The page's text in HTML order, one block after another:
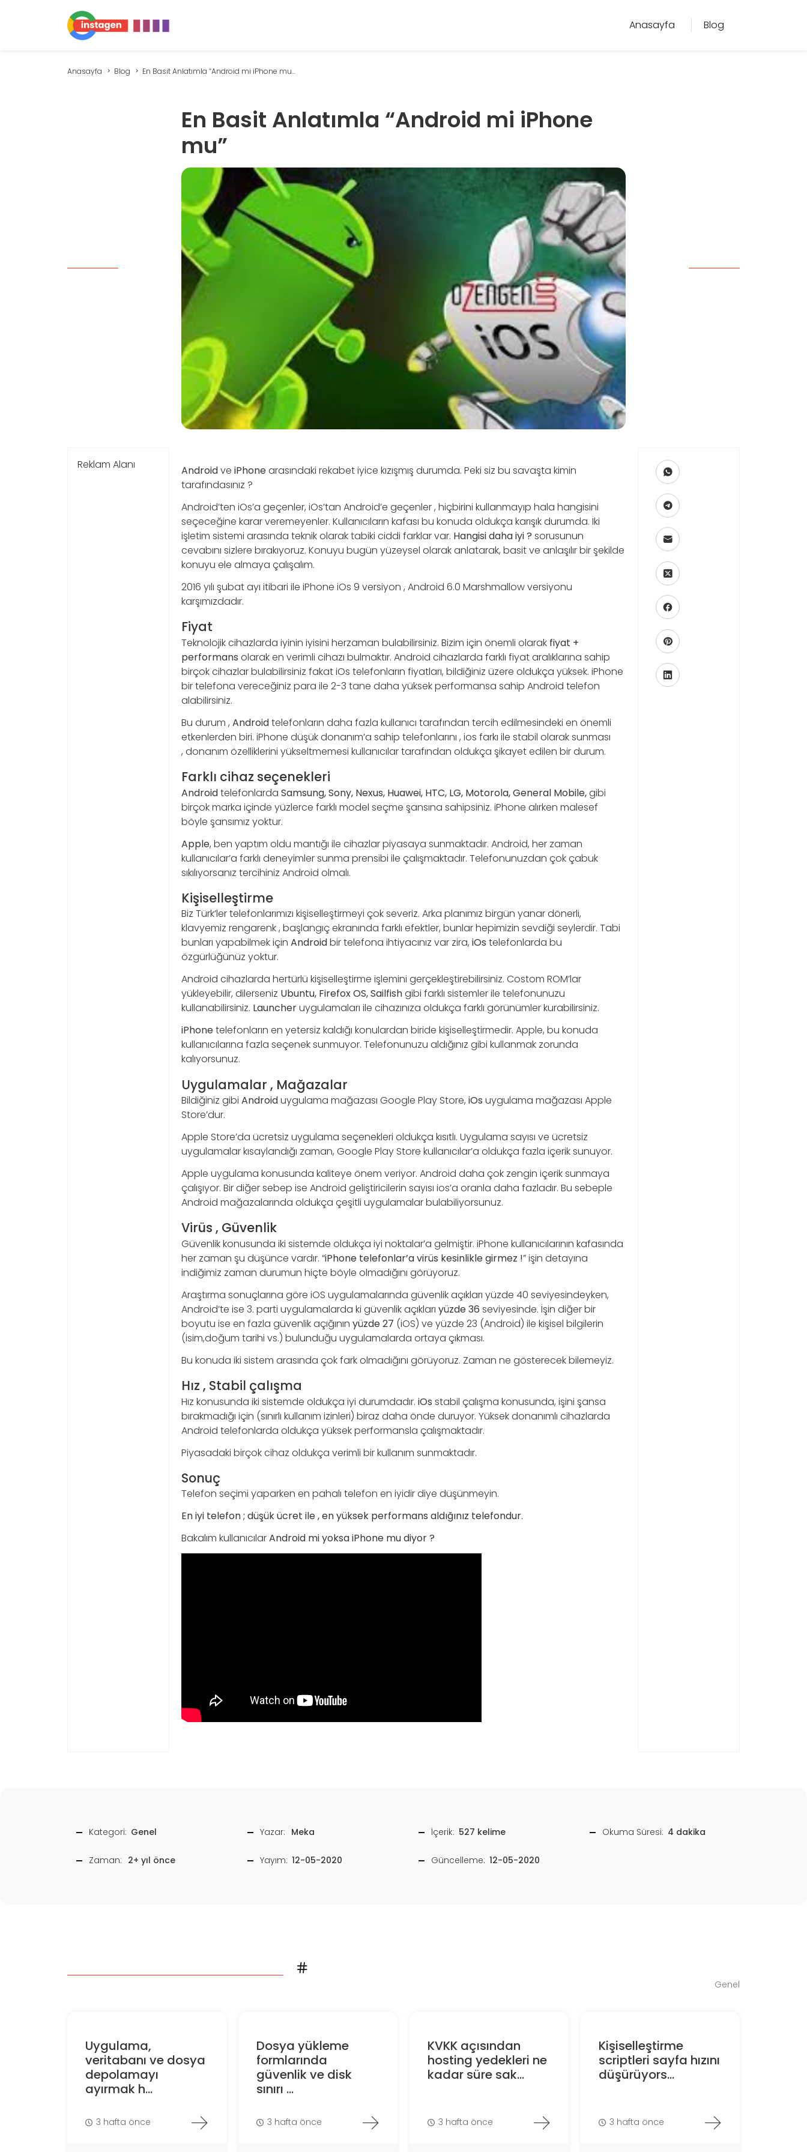
Anasayfa Blog
Anasayfa Blog En Basit Anlatımla “Android mi iPhone mu...
En Basit Anlatımla “Android mi iPhone
mu”
Reklam Alanı Androidve iPhonearasındaki rekabet iyice kızışmış durumda. Peki siz bu savaşta kimin
tarafındasınız ?
Android’ten iOs’a geçenler, iOs’tan Android’e geçenler , hiçbirini kullanmayıp hala hangisini
seçeceğine karar veremeyenler. Kullanıcıların kafası bu konuda oldukça karışık durumda. İki
işletim sistemi arasında teknik olarak tabiki ciddi farklar var. Hangisi daha iyi ? sorusunun
cevabını sizlere bırakıyoruz. Konuyu bugün yüzeysel olarak anlatarak, basit ve anlaşılır bir şekilde
konuyu ele almaya çalışalım.
2016 yılı şubat ayı itibari ile iPhone iOs 9 versiyon , Android 6.0 Marshmallow versiyonu
karşımızdadır.
Fiyat
Teknolojik cihazlarda iyinin iyisini herzaman bulabilirsiniz. Bizim için önemli olarakfiyat +
performans olarak en verimli cihazı bulmaktır. Android cihazlarda farklı fiyat aralıklarına sahip
birçok cihazlar bulabilirsiniz fakat iOs telefonların fiyatları, bildiğiniz üzere oldukça yüksek. iPhone
bir telefona vereceğiniz para ile 2-3 tane daha yüksek performansa sahip Android telefon
alabilirsiniz.
Bu durum , Androidtelefonların daha fazla kullanıcı tarafından tercih edilmesindeki en önemli
etkenlerden biri. iPhone düşük donanım’a sahip telefonlarını , ios farkı ile stabil olarak sunması
, donanım özelliklerini yükseltmemesi kullanıcılar tarafından oldukça şikayet edilen bir durum.
Farklı cihaz seçenekleri
Androidtelefonlarda Samsung, Sony, Nexus, Huawei, HTC, LG, Motorola, General Mobile,gibi
birçok marka içinde yüzlerce farklı model seçme şansına sahipsiniz. iPhone alırken malesef
böyle şansımız yoktur.
Apple, ben yaptım oldu mantığı ile cihazlar piyasaya sunmaktadır. Android, her zaman
kullanıcılar’a farklı deneyimler sunma prensibi ile çalışmaktadır. Telefonunuzdan çok çabuk
sıkılıyorsanız tercihiniz Android olmalı.
Kişiselleştirme
Biz Türk’ler telefonlarımızı kişiselleştirmeyi çok severiz. Arka planımız birgün yanar dönerli,
klavyemiz rengarenk , başlangıç ekranında farklı efektler, bunlar hepimizin sevdiği seylerdir. Tabi
bunları yapabilmek için Androidbir telefona ihtiyacınız var zira, iOs telefonlarda bu
özgürlüğünüz yoktur.
Android cihazlarda hertürlü kişiselleştirme işlemini gerçekleştirebilirsiniz. Costom ROM’lar
yükleyebilir, dilerseniz Ubuntu, Firefox OS, Sailfishgibi farklı sistemler ile telefonunuzu
kullanabilirsiniz. Launcheruygulamaları ile cihazınıza oldukça farklı görünümler kurabilirsiniz.
iPhonetelefonların en yetersiz kaldığı konulardan biride kişiselleştirmedir. Apple, bu konuda
kullanıcılarına fazla seçenek sunmuyor. Telefonunuzu aldığınız gibi kullanmak zorunda
kalıyorsunuz.
Uygulamalar , Mağazalar
Bildiğiniz gibi Androiduygulama mağazası Google Play Store, iOs uygulama mağazası Apple
Store’dur.
Apple Store’da ücretsiz uygulama seçenekleri oldukça kısıtlı. Uygulama sayısı ve ücretsiz
uygulamalar kısaylandığı zaman, Google Play Store kullanıcılar’a oldukça fazla içerik sunuyor.
Apple uygulama konusunda kaliteye önem veriyor. Android daha çok zengin içerik sunmaya
çalışıyor. Bir diğer sebep ise Android geliştiricilerin sayısı ios’a oranla daha fazladır. Bu sebeple
Android mağazalarında oldukça çeşitli uygulamalar bulabiliyorsunuz.
Virüs , Güvenlik
Güvenlik konusunda iki sistemde oldukça iyi noktalar’a gelmiştir. iPhone kullanıcılarının kafasında
her zaman şu düşünce vardır. “iPhone telefonlar’a virüs kesinlikle girmez !” işin detayına
indiğimiz zaman durumun hiçte böyle olmadığını görüyoruz.
Araştırma sonuçlarına göre iOS uygulamalarında güvenlik açıkları yüzde 40 seviyesindeyken,
Android’te ise 3. parti uygulamalarda ki güvenlik açıkları yüzde 36 seviyesinde. İşin diğer bir
boyutu ise en fazla güvenlik açığının yüzde 27 (iOS) ve yüzde 23 (Android) ile kişisel bilgilerin
(isim,doğum tarihi vs.) bulunduğu uygulamalarda ortaya çıkması.
Bu konuda iki sistem arasında çok fark olmadığını görüyoruz. Zaman ne gösterecek bilemeyiz.
Hız , Stabil çalışma
Hız konusunda iki sistemde oldukça iyi durumdadır. iOs stabil çalışma konusunda, işini şansa
bırakmadığı için (sınırlı kullanım izinleri) biraz daha önde duruyor. Yüksek donanımlı cihazlarda
Android telefonlarda oldukça yüksek performansla çalışmaktadır.
Piyasadaki birçok cihaz oldukça verimli bir kullanım sunmaktadır.
Sonuç
Telefon seçimi yaparken en pahalı telefon en iyidir diye düşünmeyin.
En iyi telefon ; düşük ücret ile , en yüksek performans aldığınız telefondur.
Bakalım kullanıcılarAndroid mi yoksa iPhone mu diyor ?
Kategori: Genel Yazar: Meka İçerik: 527 kelime Okuma Süresi: 4 dakika
Zaman: 2+ yıl önce Yayım: 12-05-2020 Güncelleme: 12-05-2020
Genel
Uygulama,
veritabanı ve dosya
depolamayı
ayırmak h...
3 hafta önce
Dosya yükleme
formlarında
güvenlik ve disk
sınırı ...
3 hafta önce
KVKK açısından
hosting yedekleri ne
kadar süre sak...
3 hafta önce
Kişiselleştirme
scriptleri sayfa hızını
düşürüyors...
3 hafta önce